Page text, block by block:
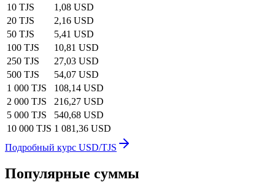
10 TJS
1,08 USD
20 TJS
2,16 USD
50 TJS
5,41 USD
100 TJS
10,81 USD
250 TJS
27,03 USD
500 TJS
54,07 USD
1 000 TJS
108,14 USD
2 000 TJS
216,27 USD
5 000 TJS
540,68 USD
10 000 TJS 1 081,36 USD
Подробный курс USD/TJS
Популярные суммы